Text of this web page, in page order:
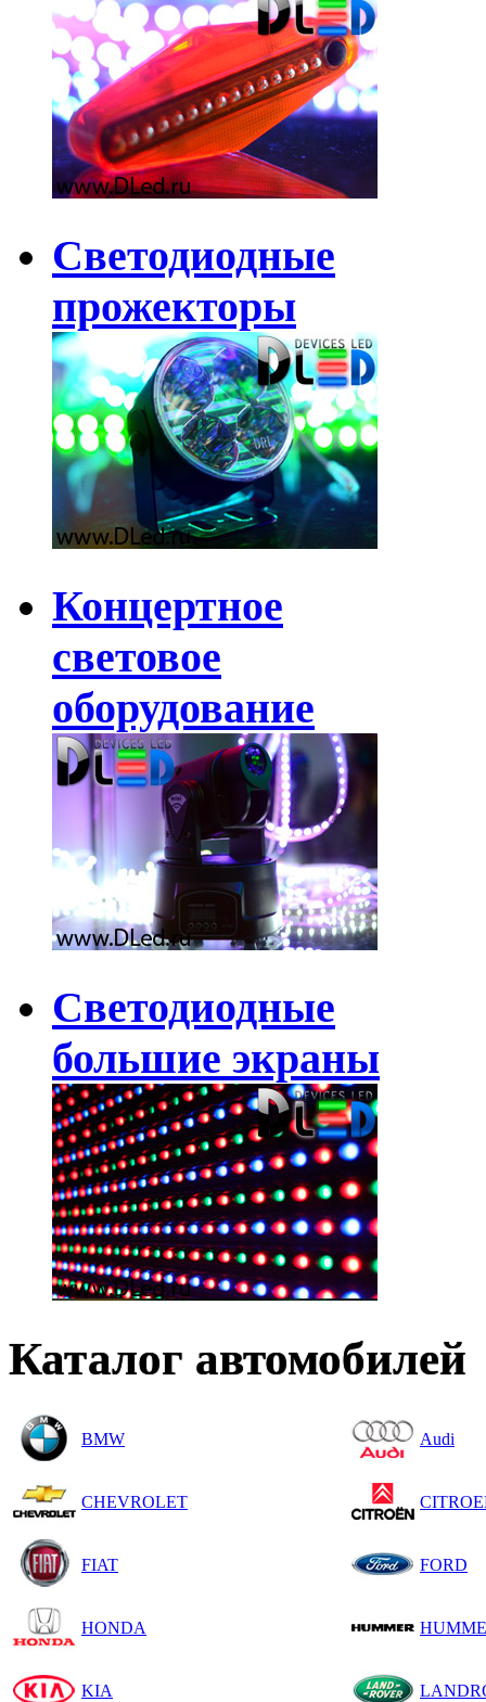
Светодиодные
прожекторы
Концертное
световое
оборудование
Светодиодные
большие экраны
Каталог автомобилей
BMW Audi
CHEVROLET
FIAT FORD
HONDA
KIA